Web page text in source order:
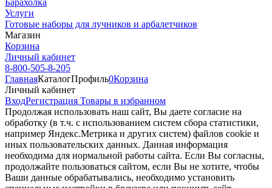
Услуги
Готовые наборы для лучников и арбалетчиков
Магазин
Корзина
Личный кабинет
8-800-505-8-205
ГлавнаяКаталогПрофиль0Корзина
Личный кабинет
ВходРегистрация Товары в избранном
Продолжая использовать наш cайт, Вы даете согласие на
обработку (в т.ч. с использованием систем сбора статистики,
например Яндекс.Метрика и других систем) файлов cookie и
иных пользовательских данных. Данная информация
необходима для нормальной работы сайта. Если Вы согласны,
продолжайте пользоваться сайтом, если Вы не хотите, чтобы
Ваши данные обрабатывались, необходимо установить